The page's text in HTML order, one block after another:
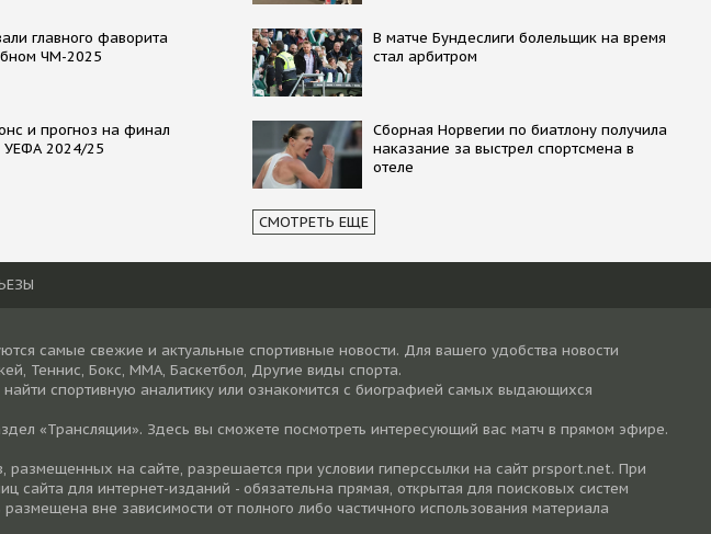
главного фаворита
ЧМ-2025
и прогноз на финал
УЕФА 2024/25
В матче Бундеслиги болельщик на время
стал арбитром
Сборная Норвегии по биатлону получила
наказание за выстрел спортсмена в
отеле
СМОТРЕТЬ ЕЩЕ
самые свежие и актуальные спортивные новости. Для вашего удобства новости
Теннис, Бокс, ММА, Баскетбол, Другие виды спорта.
спортивную аналитику или ознакомится с биографией самых выдающихся
«Трансляции». Здесь вы сможете посмотреть интересующий вас матч в прямом эфире.
размещенных на сайте, разрешается при условии гиперссылки на cайт prsport.net. При
сайта для интернет-изданий - обязательна прямая, открытая для поисковых систем
вне зависимости от полного либо частичного использования материала